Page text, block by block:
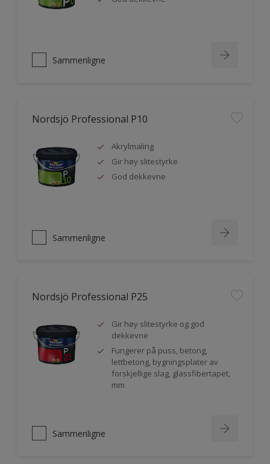
Sammenligne
Nordsjö Professional P10
Akrylmaling
Gir høy slitestyrke
God dekkevne
Sammenligne
Nordsjö Professional P25
Gir høy slitestyrke og god
dekkevne
Fungerer på puss, betong,
lettbetong, bygningsplater av
forskjellige slag, glassfibertapet,
mm
Sammenligne